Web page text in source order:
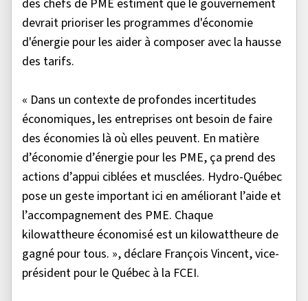
des chefs de PME estiment que le gouvernement
devrait prioriser les programmes d'économie
d'énergie pour les aider à composer avec la hausse
des tarifs.
« Dans un contexte de profondes incertitudes
économiques, les entreprises ont besoin de faire
des économies là où elles peuvent. En matière
d’économie d’énergie pour les PME, ça prend des
actions d’appui ciblées et musclées. Hydro-Québec
pose un geste important ici en améliorant l’aide et
l’accompagnement des PME. Chaque
kilowattheure économisé est un kilowattheure de
gagné pour tous. », déclare François Vincent, vice-
président pour le Québec à la FCEI.